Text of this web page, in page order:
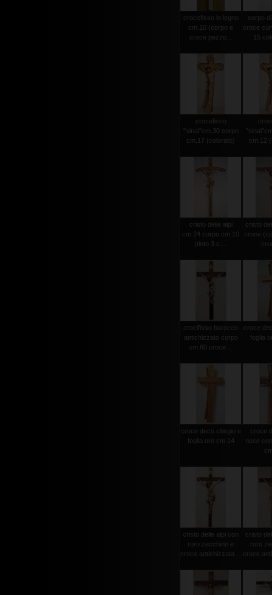
crocefisso in legno
cm.10 (corpo e
croce pezzo...
corpo
croce
15
crocefisso
"sinai"cm.30 corpo
cm.17 (colorato)
cm.12
cristo delle alpi
cm.24 corpo cm.10
(tinto 3 c....
cristo
croce
crocifisso barocco
antichizzato corpo
cm.60 croce ...
croce
foglia
croce deco ciliegio e
foglia oro cm.14
croce
noce
cristo delle alpi con
roro zecchino e
croce antichizzata ...
cristo
roro
croce